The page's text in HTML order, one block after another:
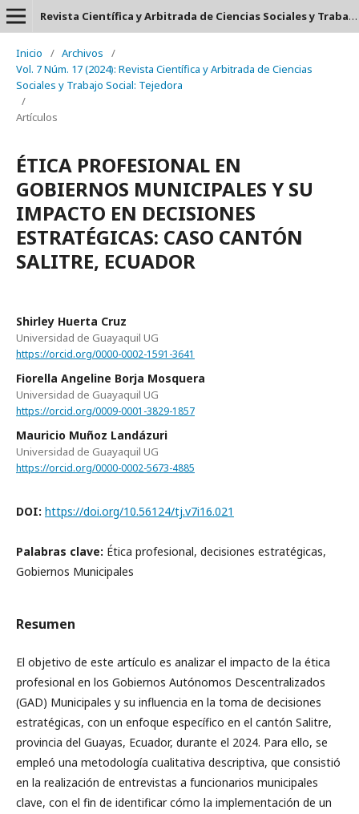
Revista Científica y Arbitrada de Ciencias Sociales y Trabajo Social: Tejedora. ISSN: 2697-3626
Inicio / Archivos
/
Vol. 7 Núm. 17 (2024): Revista Científica y Arbitrada de Ciencias
Sociales y Trabajo Social: Tejedora
/
Artículos
ÉTICA PROFESIONAL EN
GOBIERNOS MUNICIPALES Y SU
IMPACTO EN DECISIONES
ESTRATÉGICAS: CASO CANTÓN
SALITRE, ECUADOR
Shirley Huerta Cruz
Universidad de Guayaquil UG
https://orcid.org/0000-0002-1591-3641
Fiorella Angeline Borja Mosquera
Universidad de Guayaquil UG
https://orcid.org/0009-0001-3829-1857
Mauricio Muñoz Landázuri
Universidad de Guayaquil UG
https://orcid.org/0000-0002-5673-4885
DOI: https://doi.org/10.56124/tj.v7i16.021
Palabras clave: Ética profesional, decisiones estratégicas,
Gobiernos Municipales
Resumen
El objetivo de este artículo es analizar el impacto de la ética
profesional en los Gobiernos Autónomos Descentralizados
(GAD) Municipales y su influencia en la toma de decisiones
estratégicas, con un enfoque específico en el cantón Salitre,
provincia del Guayas, Ecuador, durante el 2024. Para ello, se
empleó una metodología cualitativa descriptiva, que consistió
en la realización de entrevistas a funcionarios municipales
clave, con el fin de identificar cómo la implementación de un